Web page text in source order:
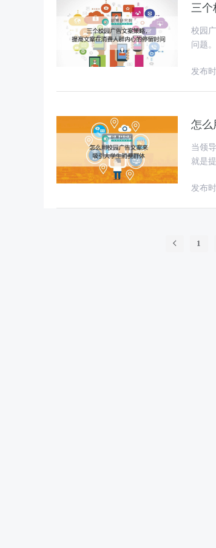
三个
校园
问题
发布
怎么
当领
就是
发布
1